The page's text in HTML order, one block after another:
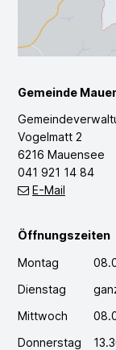
Gemeinde
Vogelmatt 2
6216 Mauensee
041 921 14 84
E-Mail
Öffnungszeiten
Montag
Dienstag
Mittwoch
Donnerstag